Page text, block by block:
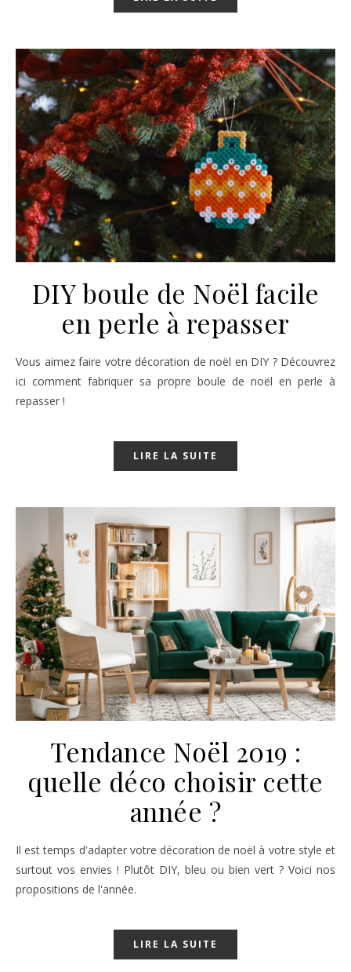
DIY boule de Noël facile
en perle à repasser
Vous aimez faire votre décoration de noël en DIY ? Découvrez
ici comment fabriquer sa propre boule de noël en perle à
repasser !
LIRE LA SUITE
Tendance Noël 2019 :
quelle déco choisir cette
année ?
Il est temps d'adapter votre décoration de noël à votre style et
surtout vos envies ! Plutôt DIY, bleu ou bien vert ? Voici nos
propositions de l'année.
LIRE LA SUITE